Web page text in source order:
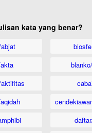
kata yang benar?